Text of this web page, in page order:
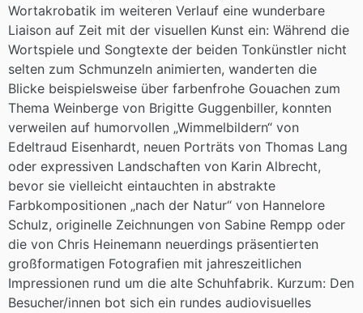
Wortakrobatik im weiteren Verlauf eine wunderbare
Liaison auf Zeit mit der visuellen Kunst ein: Während die
Wortspiele und Songtexte der beiden Tonkünstler nicht
selten zum Schmunzeln animierten, wanderten die
Blicke beispielsweise über farbenfrohe Gouachen zum
Thema Weinberge von Brigitte Guggenbiller, konnten
verweilen auf humorvollen „Wimmelbildern“ von
Edeltraud Eisenhardt, neuen Porträts von Thomas Lang
oder expressiven Landschaften von Karin Albrecht,
bevor sie vielleicht eintauchten in abstrakte
Farbkompositionen „nach der Natur“ von Hannelore
Schulz, originelle Zeichnungen von Sabine Rempp oder
die von Chris Heinemann neuerdings präsentierten
großformatigen Fotografien mit jahreszeitlichen
Impressionen rund um die alte Schuhfabrik. Kurzum: Den
Besucher/innen bot sich ein rundes audiovisuelles